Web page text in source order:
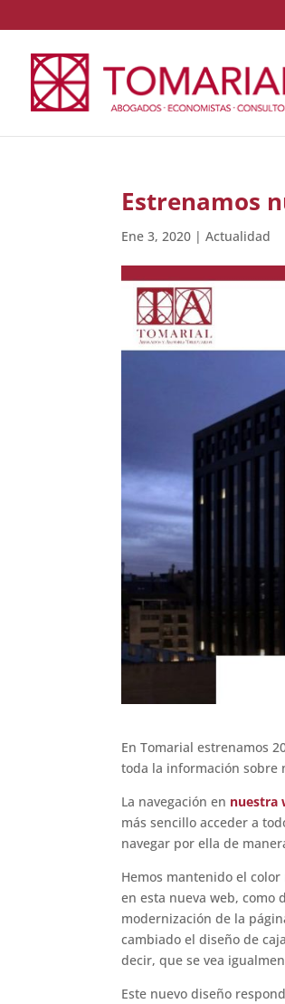
Estrenamos
Ene 3, 2020 |Actualidad
En Tomarial estrenamos
toda la información sobre
La navegación en nuestra
más sencillo acceder a
navegar por ella de
Hemos mantenido el
en esta nueva web, como
modernización de la
cambiado el diseño de
decir, que se vea
Este nuevo diseño